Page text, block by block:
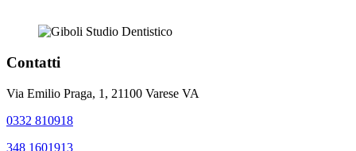
Contatti
Via Emilio Praga, 1, 21100 Varese VA
0332 810918
348 1601913